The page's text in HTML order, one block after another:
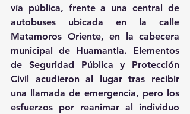
vía pública, frente a una central de
autobuses ubicada en la calle
Matamoros Oriente, en la cabecera
municipal de Huamantla. Elementos
de Seguridad Pública y Protección
Civil acudieron al lugar tras recibir
una llamada de emergencia, pero los
esfuerzos por reanimar al individuo